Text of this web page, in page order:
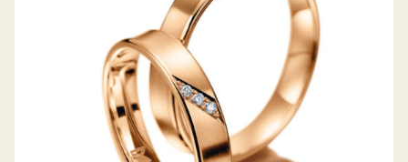
MEISTER TRAURINGE CLASSICS